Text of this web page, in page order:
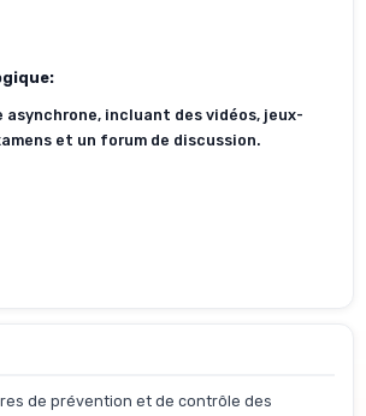
asynchrone, incluant des vidéos, jeux-
et un forum de discussion.
de prévention et de contrôle des